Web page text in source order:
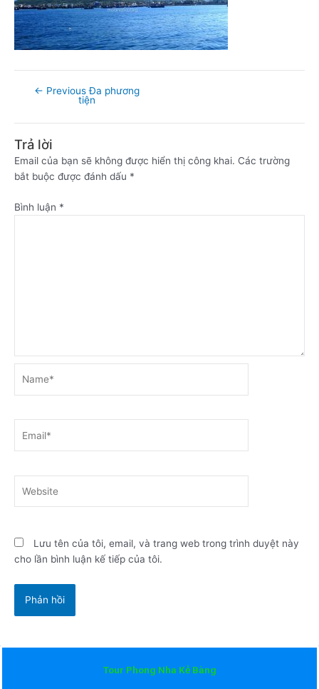
← Previous Đa phương
tiện
Trả lời
Email của bạn sẽ không được hiển thị công khai. Các trường
bắt buộc được đánh dấu *
Bình luận *
Lưu tên của tôi, email, và trang web trong trình duyệt này
cho lần bình luận kế tiếp của tôi.
Tour Phong Nha Kẻ Bàng